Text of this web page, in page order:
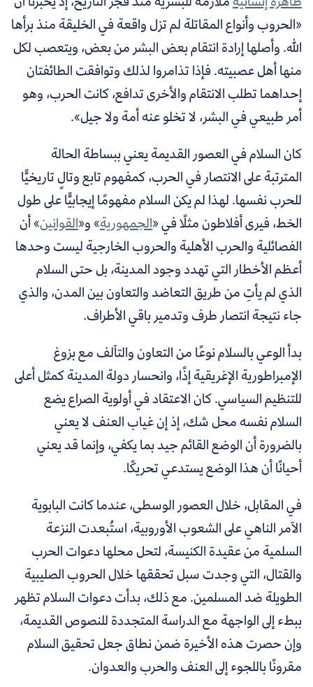
«الحروب وأنواع المقاتلة لم تزل واقعة في الخليقة منذ برأها
الله. وأصلها إرادة انتقام بعض البشر من بعض، ويتعصب لكل
منها أهل عصبيته. فإذا تذامروا لذلك وتوافقت الطائفتان
إحداهما تطلب الانتقام والأخرى تدافع، كانت الحرب، وهو
أمر طبيعي في البشر، لا تخلو عنه أمة ولا جيل».
كان السلام في العصور القديمة يعني ببساطة الحالة
المترتبة على الانتصار في الحرب، كمفهوم تابع وتالٍ تاريخيًّا
للحرب نفسها. لهذا لم يكن السلام مفهومًا إيجابيًّا على طول
الخط، فيرىأفلاطونمثلًا في «الجمهورية» و«القوانين» أن
الفصائلية والحرب الأهلية والحروب الخارجية ليست وحدها
أعظم الأخطار التي تهدد وجود المدينة، بل حتى السلام
الذي لم يأتِ من طريق التعاضد والتعاون بين المدن، والذي
جاء نتيجة انتصار طرف وتدمير باقي الأطراف.
بدأ الوعي بالسلام نوعًا من التعاون والتآلف مع بزوغ
الإمبراطورية الإغريقية إذًا، وانحسار دولة المدينة كمثل أعلى
للتنظيم السياسي. كان الاعتقاد في أولوية الصراع يضع
السلام نفسه محل شك، إذ إن غياب العنف لا يعني
بالضرورة أن الوضع القائم جيد بما يكفي، وإنما قد يعني
أحيانًا أن هذا الوضع يستدعي تحريكًا.
في المقابل، خلال العصور الوسطى، عندما كانت البابوية
الآمر الناهي على الشعوب الأوروبية، استُبعدت النزعة
السلمية من عقيدة الكنيسة، لتحل محلها دعوات الحرب
والقتال، التي وجدت سبل تحققها خلال الحروب الصليبية
الطويلة ضد المسلمين. مع ذلك، بدأت دعوات السلام تظهر
ببطء إلى الواجهة مع الدراسة المتجددة للنصوص القديمة،
وإن حصرت هذه الأخيرة ضمن نطاق جعل تحقيق السلام
مقرونًا باللجوء إلى العنف والحرب والعدوان.